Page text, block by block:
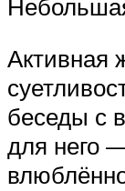
Активная
беседы с
для него